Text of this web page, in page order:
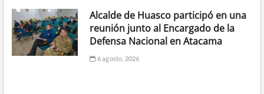
Alcalde de Huasco participó en una
reunión junto al Encargado de la
Defensa Nacional en Atacama
6 agosto, 2026